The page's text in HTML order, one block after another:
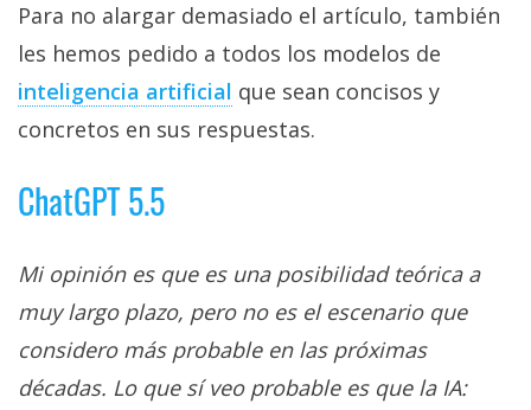
noticias sobre
tecnología,
móviles,
ordenadores,
apps,
informática,
comparativas,
trucos y
El Grupo
Informático
(CC) 2006-
Algunos
derechos
reservados
Para no alargar demasiado el artículo, también
les hemos pedido a todos los modelos de
inteligencia artificial que sean concisos y
concretos en sus respuestas.
ChatGPT 5.5
Mi opinión es que es una posibilidad teórica a
muy largo plazo, pero no es el escenario que
considero más probable en las próximas
décadas. Lo que sí veo probable es que la IA: